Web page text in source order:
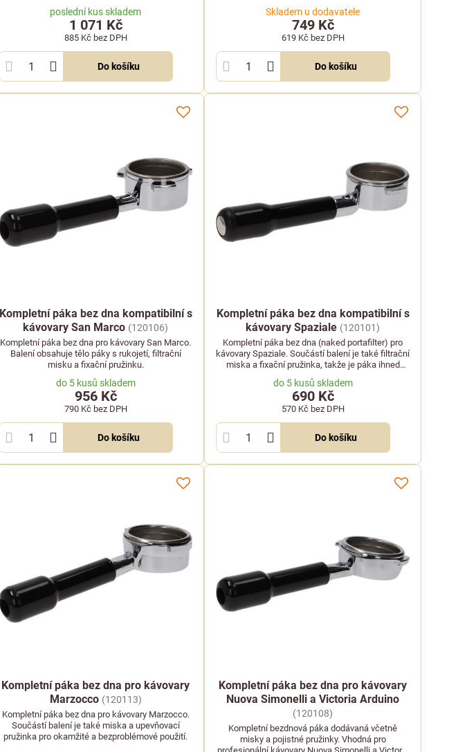
poslední kus skladem
1 071 Kč
885 Kč bez DPH
Do košíku
Skladem u dodavatele
749 Kč
619 Kč bez DPH
Do košíku
Kompletní páka bez dna kompatibilní s
kávovary San Marco (120106)
Kompletní páka bez dna pro kávovary San Marco.
Balení obsahuje tělo páky s rukojetí, filtrační
misku a fixační pružinku.
do 5 kusů skladem
956 Kč
790 Kč bez DPH
Do košíku
Kompletní páka bez dna kompatibilní s
kávovary Spaziale (120101)
Kompletní páka bez dna (naked portafilter) pro
kávovary Spaziale. Součástí balení je také filtrační
miska a fixační pružinka, takže je páka ihned
připravena k použití.
do 5 kusů skladem
690 Kč
570 Kč bez DPH
Do košíku
Kompletní páka bez dna pro kávovary
Marzocco (120113)
Kompletní páka bez dna pro kávovary Marzocco.
Součástí balení je také miska a upevňovací
pružinka pro okamžité a bezproblémové použití.
Kompletní páka bez dna pro kávovary
Nuova Simonelli a Victoria Arduino
(120108)
Kompletní bezdnová páka dodávaná včetně
misky a pojistné pružinky. Vhodná pro